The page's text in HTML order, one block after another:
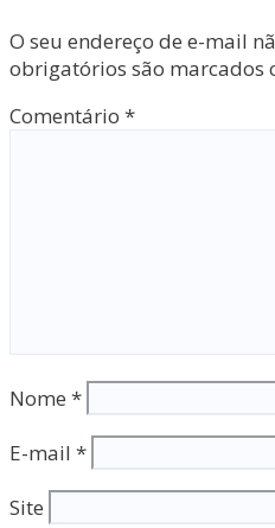
O seu endereço de e-mail
obrigatórios são marcados
Comentário *
Nome *
E-mail *
Site